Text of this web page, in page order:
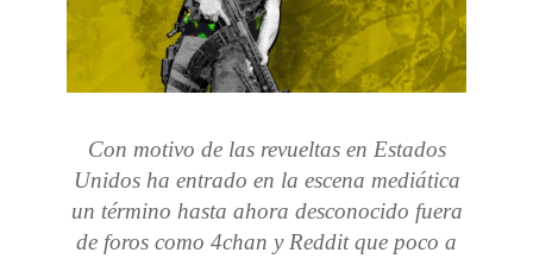
Con motivo de las revueltas en Estados
Unidos ha entrado en la escena mediática
un término hasta ahora desconocido fuera
de foros como 4chan y Reddit que poco a